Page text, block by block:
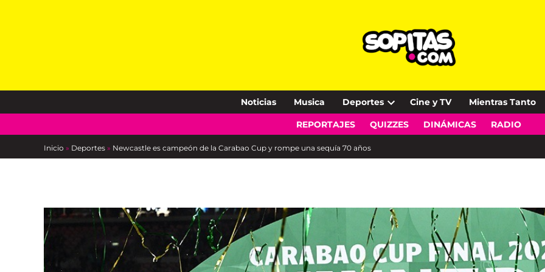
Noticias Musica Deportes
Open
dropdown
Cine y TV Mientras Tanto
REPORTAJES QUIZZES DINÁMICAS RADIO
Inicio » Deportes » Newcastle es campeón de la Carabao Cup y rompe una sequía 70 años